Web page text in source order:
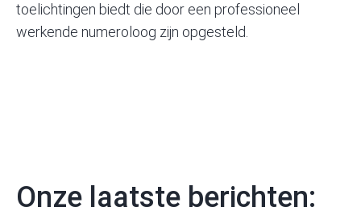
toelichtingen biedt die door een professioneel
werkende numeroloog zijn opgesteld.
Onze laatste berichten: